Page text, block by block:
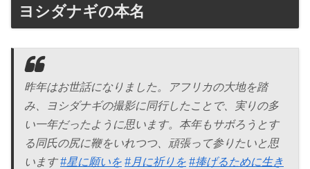
ヨシダナギの本名
昨年はお世話になりました。アフリカの大地を踏
み、ヨシダナギの撮影に同行したことで、実りの多
い一年だったように思います。本年もサボろうとす
る同氏の尻に鞭をいれつつ、頑張って参りたいと思
います#星に願いを #月に祈りを #捧げるために生き